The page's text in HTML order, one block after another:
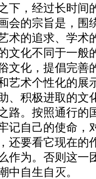
下，经过长时间
会的宗旨是，围
术的追求、学术
文化不同于一般
文化，提倡完善
艺术个性化的展
、积极进取的文
路。按照通行的
记自己的使命，
还要看它现在的
作为。否则这一
中自生自灭。